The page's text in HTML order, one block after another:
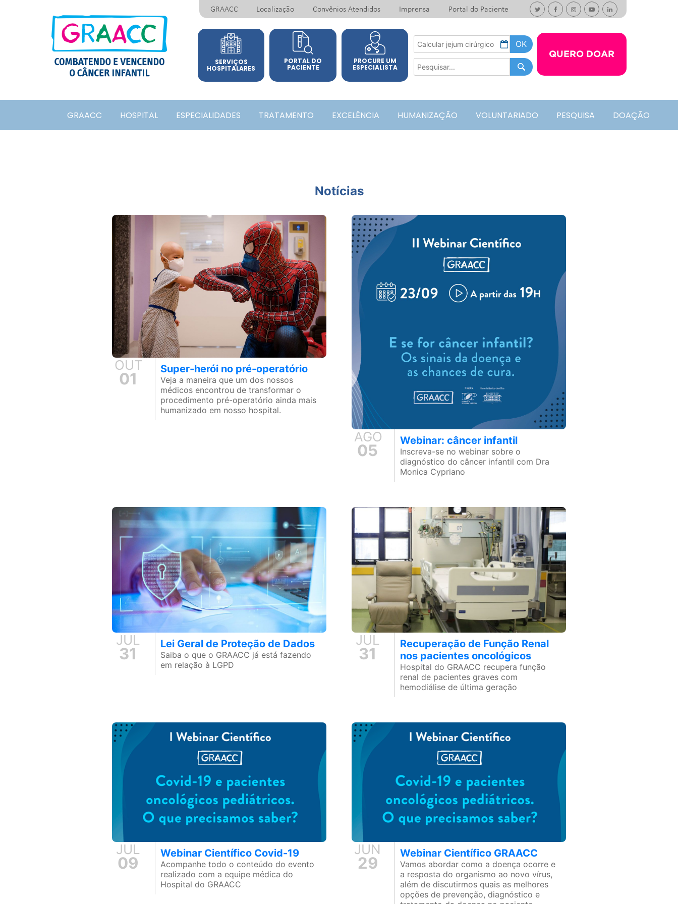
GRAACC Localização Convênios Atendidos Imprensa Portal do Paciente
SERVIÇOS
HOSPITALARES
PORTAL DO
PACIENTE
PROCURE UM
ESPECIALISTA
QUERO DOAR
GRAACC HOSPITAL ESPECIALIDADES TRATAMENTO EXCELÊNCIA HUMANIZAÇÃO VOLUNTARIADO PESQUISA DOAÇÃO
Notícias
OUT
01
Super-herói no pré-operatório
Veja a maneira que um dos nossos
médicos encontrou de transformar o
procedimento pré-operatório ainda mais
humanizado em nosso hospital.
AGO
05
Webinar: câncer infantil
Inscreva-se no webinar sobre o
diagnóstico do câncer infantil com Dra
Monica Cypriano
JUL
31
Lei Geral de Proteção de Dados
Saiba o que o GRAACC já está fazendo
em relação à LGPD
JUL
31
Recuperação de Função Renal
nos pacientes oncológicos
Hospital do GRAACC recupera função
renal de pacientes graves com
hemodiálise de última geração
JUL
09
Webinar Científico Covid-19
Acompanhe todo o conteúdo do evento
realizado com a equipe médica do
Hospital do GRAACC
JUN
29
Webinar Científico GRAACC
Vamos abordar como a doença ocorre e
a resposta do organismo ao novo vírus,
além de discutirmos quais as melhores
opções de prevenção, diagnóstico e